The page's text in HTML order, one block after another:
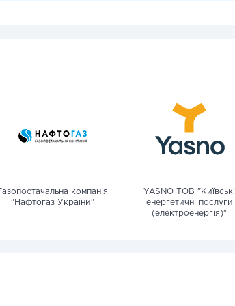
Газопостачальна компанія
"Нафтогаз України"
YASNO ТОВ "Київські
енергетичні послуги
(електроенергія)"